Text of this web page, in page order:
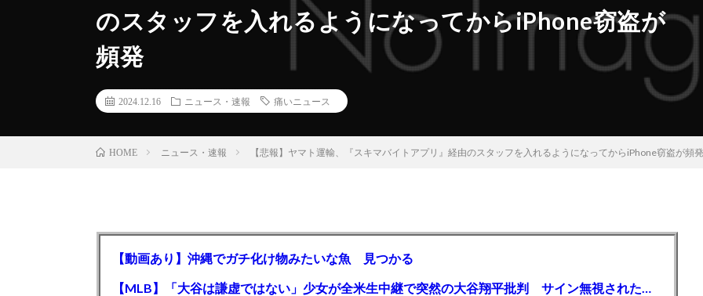
のスタッフを入れるようになってからiPhone窃盗が
頻発
2024.12.16 ニュース・速報 痛いニュース
HOME ニュース・速報 【悲報】ヤマト運輸、『スキマバイトアプリ』経由のスタッフを入れるようになってからiPhone窃盗が頻発
【動画あり】沖縄でガチ化け物みたいな魚 見つかる
【MLB】「大谷は謙虚ではない」少女が全米生中継で突然の大谷翔平批判 サイン無視された過去明かす